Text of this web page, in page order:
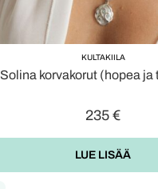
KULTAKIILA
Solina korvakorut (hopea ja
235 €
LUE LISÄÄ